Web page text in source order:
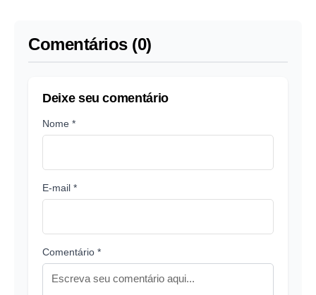
Comentários (0)
Deixe seu comentário
Nome *
E-mail *
Comentário *